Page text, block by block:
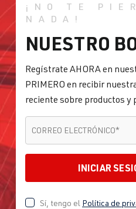
¡NO TE
NADA!
NUESTRO
Regístrate AHORA en
PRIMERO en recibir
reciente sobre productos y
CORREO ELECTRÓNICO*
INICIAR
Sí, tengo el Política de